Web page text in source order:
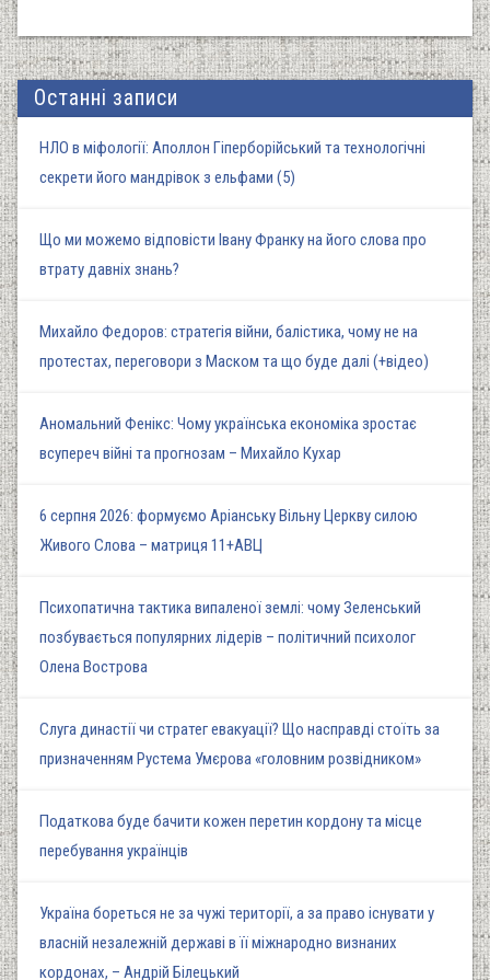
Останні записи
НЛО в міфології: Аполлон Гіперборійський та технологічні
секрети його мандрівок з ельфами (5)
Що ми можемо відповісти Івану Франку на його слова про
втрату давніх знань?
Михайло Федоров: стратегія війни, балістика, чому не на
протестах, переговори з Маском та що буде далі (+відео)
Аномальний Фенікс: Чому українська економіка зростає
всупереч війні та прогнозам – Михайло Кухар
6 серпня 2026: формуємо Аріанську Вільну Церкву силою
Живого Слова – матриця 11+АВЦ
Психопатична тактика випаленої землі: чому Зеленський
позбувається популярних лідерів – політичний психолог
Олена Вострова
Слуга династії чи стратег евакуації? Що насправді стоїть за
призначенням Рустема Умєрова «головним розвідником»
Податкова буде бачити кожен перетин кордону та місце
перебування українців
Україна бореться не за чужі території, а за право існувати у
власній незалежній державі в її міжнародно визнаних
кордонах, – Андрій Білецький